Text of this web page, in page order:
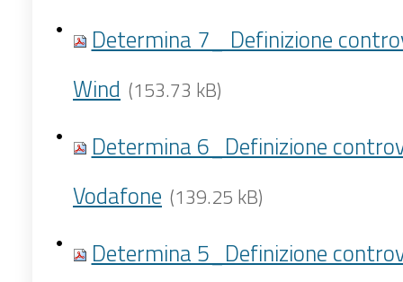
Determina 7_ Definizione
Wind (153.73 kB)
Determina 6_Definizione
Vodafone (139.25 kB)
Determina 5_Definizione